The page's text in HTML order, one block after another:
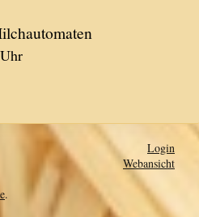
.
Login
Webansicht